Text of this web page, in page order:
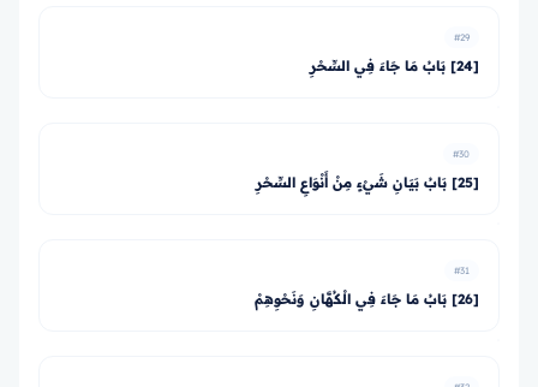
#29
[24] بَابُ مَا جَاءَ فِي السِّحْرِ
#30
[25] بَابُ بَيَانِ شَيْءٍ مِنْ أَنْوَاعِ السِّحْرِ
#31
[26] بَابُ مَا جَاءَ فِي الْكُهَّانِ وَنَحْوِهِمْ